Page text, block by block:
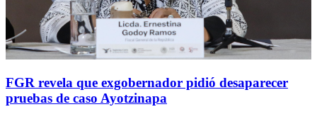
FGR revela que exgobernador pidió desaparecer
pruebas de caso Ayotzinapa